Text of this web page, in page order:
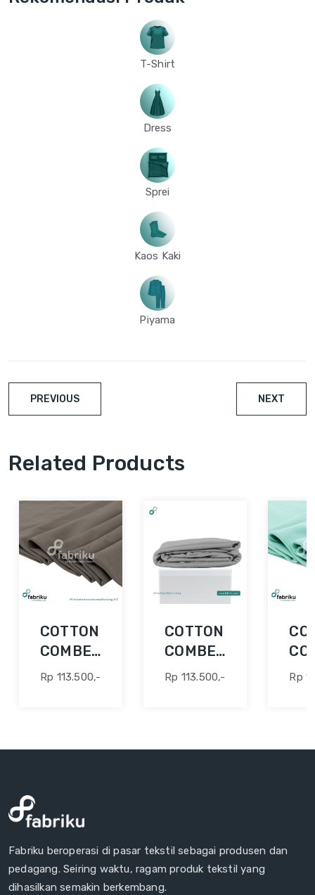
T-Shirt
Dress
Sprei
Kaos Kaki
Piyama
PREVIOUS NEXT
Related Products
COTTON
COMBED
30S 42"
Rp 113.500,-
COTTON
COMBED
30S 42"
Rp 113.500,- Rp
Fabriku beroperasi di pasar tekstil sebagai produsen dan
pedagang. Seiring waktu, ragam produk tekstil yang
dihasilkan semakin berkembang.